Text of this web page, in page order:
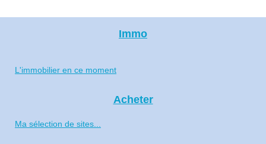
Immo
L'immobilier en ce moment
Acheter
Ma sélection de sites...